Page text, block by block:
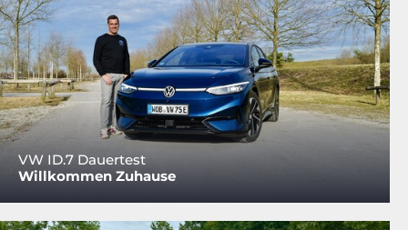
VW ID.7 Dauertest
Willkommen Zuhause